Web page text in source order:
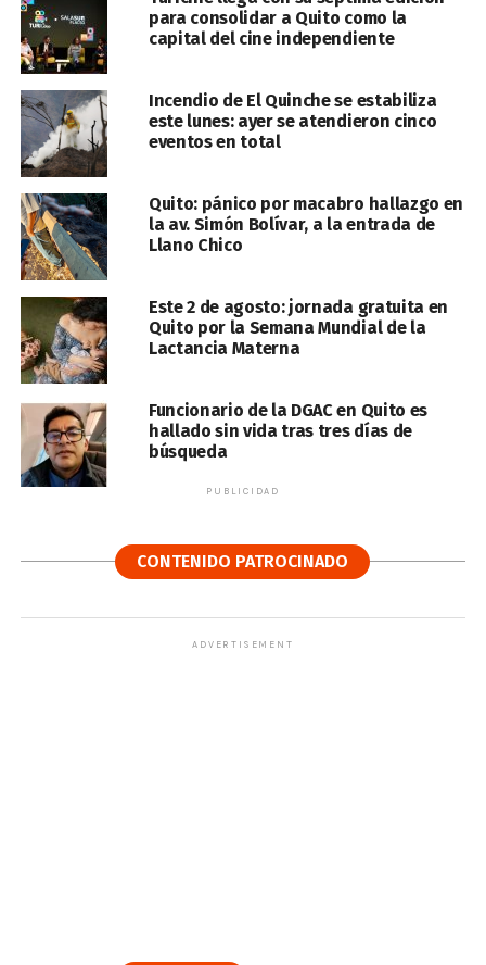
para consolidar a Quito como la
capital del cine independiente
Incendio de El Quinche se estabiliza
este lunes: ayer se atendieron cinco
eventos en total
Quito: pánico por macabro hallazgo en
la av. Simón Bolívar, a la entrada de
Llano Chico
Este 2 de agosto: jornada gratuita en
Quito por la Semana Mundial de la
Lactancia Materna
Funcionario de la DGAC en Quito es
hallado sin vida tras tres días de
búsqueda
PUBLICIDAD
CONTENIDO PATROCINADO
ADVERTISEMENT